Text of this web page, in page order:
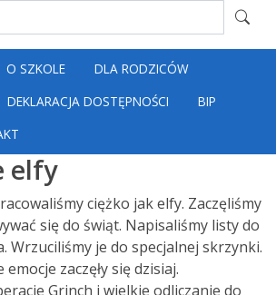
O SZKOLE
DLA RODZICÓW
DEKLARACJA DOSTĘPNOŚCI
BIP
elfy
ciężko jak elfy. Zaczęliśmy
się do świąt. Napisaliśmy listy do
Wrzuciliśmy je do specjalnej skrzynki.
zaczęły się dzisiaj.
Grinch i wielkie odliczanie do